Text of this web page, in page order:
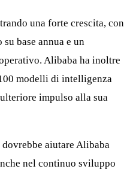
una forte crescita, con
base annua e un
Alibaba ha inoltre
modelli di intelligenza
impulso alla sua
aiutare Alibaba
nel continuo sviluppo